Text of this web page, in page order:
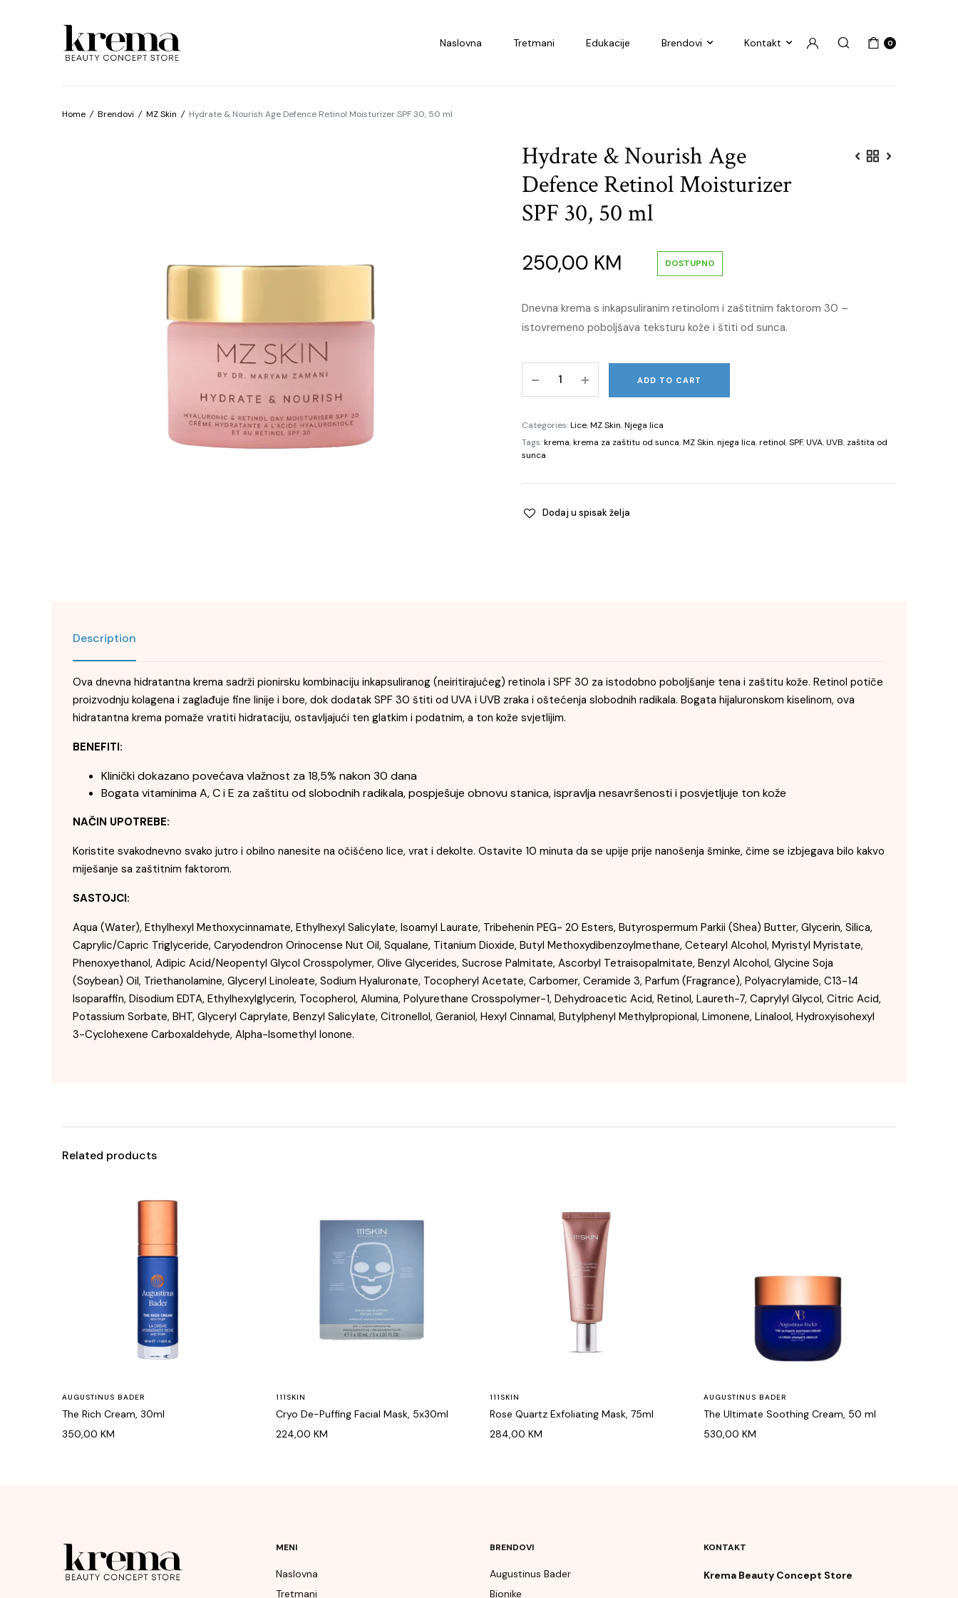
Naslovna Tretmani Edukacije Brendovi Kontakt 0
Home / Brendovi / MZ Skin / Hydrate & Nourish Age Defence Retinol Moisturizer SPF 30, 50 ml
Hydrate & Nourish Age
Defence Retinol Moisturizer
SPF 30, 50 ml
250,00 KM DOSTUPNO
Dnevna krema s inkapsuliranim retinolom i zaštitnim faktorom 30 –
istovremeno poboljšava teksturu kože i štiti od sunca.
Age
Defence
Retinol
30,
ADD TO CART
Categories:Lice,MZ Skin,Njega lica
Tags:krema,krema za zaštitu od sunca,MZ Skin,njega lica,retinol,SPF,UVA,UVB, zaštita od
sunca
Dodaj u spisak želja
Description
Ova dnevna hidratantna krema sadrži pionirsku kombinaciju inkapsuliranog (neiritirajućeg) retinola i SPF 30 za istodobno poboljšanje tena i zaštitu kože. Retinol potiče
proizvodnju kolagena i zaglađuje fine linije i bore, dok dodatak SPF 30 štiti od UVA i UVB zraka i oštećenja slobodnih radikala. Bogata hijaluronskom kiselinom, ova
hidratantna krema pomaže vratiti hidrataciju, ostavljajući ten glatkim i podatnim, a ton kože svjetlijim.
BENEFITI:
Klinički dokazano povećava vlažnost za 18,5% nakon 30 dana
Bogata vitaminima A, C i E za zaštitu od slobodnih radikala, pospješuje obnovu stanica, ispravlja nesavršenosti i posvjetljuje ton kože
NAČIN UPOTREBE:
Koristite svakodnevno svako jutro i obilno nanesite na očišćeno lice, vrat i dekolte. Ostavite 10 minuta da se upije prije nanošenja šminke, čime se izbjegava bilo kakvo
miješanje sa zaštitnim faktorom.
SASTOJCI:
Aqua (Water), Ethylhexyl Methoxycinnamate, Ethylhexyl Salicylate, Isoamyl Laurate, Tribehenin PEG- 20 Esters, Butyrospermum Parkii (Shea) Butter, Glycerin, Silica,
Caprylic/Capric Triglyceride, Caryodendron Orinocense Nut Oil, Squalane, Titanium Dioxide, Butyl Methoxydibenzoylmethane, Cetearyl Alcohol, Myristyl Myristate,
Phenoxyethanol, Adipic Acid/Neopentyl Glycol Crosspolymer, Olive Glycerides, Sucrose Palmitate, Ascorbyl Tetraisopalmitate, Benzyl Alcohol, Glycine Soja
(Soybean) Oil, Triethanolamine, Glyceryl Linoleate, Sodium Hyaluronate, Tocopheryl Acetate, Carbomer, Ceramide 3, Parfum (Fragrance), Polyacrylamide, C13-14
Isoparaffin, Disodium EDTA, Ethylhexylglycerin, Tocopherol, Alumina, Polyurethane Crosspolymer-1, Dehydroacetic Acid, Retinol, Laureth-7, Caprylyl Glycol, Citric Acid,
Potassium Sorbate, BHT, Glyceryl Caprylate, Benzyl Salicylate, Citronellol, Geraniol, Hexyl Cinnamal, Butylphenyl Methylpropional, Limonene, Linalool, Hydroxyisohexyl
3-Cyclohexene Carboxaldehyde, Alpha-Isomethyl Ionone.
Related products
AUGUSTINUS BADER
The Rich Cream, 30ml
350,00 KM
111SKIN
Cryo De-Puffing Facial Mask, 5x30ml
224,00 KM
111SKIN
Rose Quartz Exfoliating Mask, 75ml
284,00 KM
AUGUSTINUS BADER
The Ultimate Soothing Cream, 50 ml
530,00 KM
MENI
Naslovna
Tretmani
BRENDOVI
Augustinus Bader
Bionike
KONTAKT
Krema Beauty Concept Store